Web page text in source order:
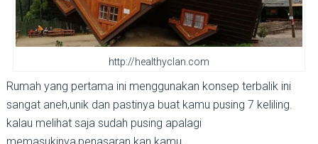
http://healthyclan.com
Rumah yang pertama ini menggunakan konsep terbalik ini
sangat aneh,unik dan pastinya buat kamu pusing 7 keliling.
kalau melihat saja sudah pusing apalagi